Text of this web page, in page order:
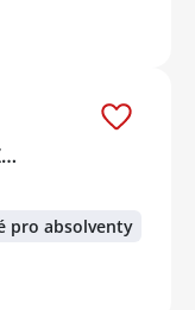
pro absolventy